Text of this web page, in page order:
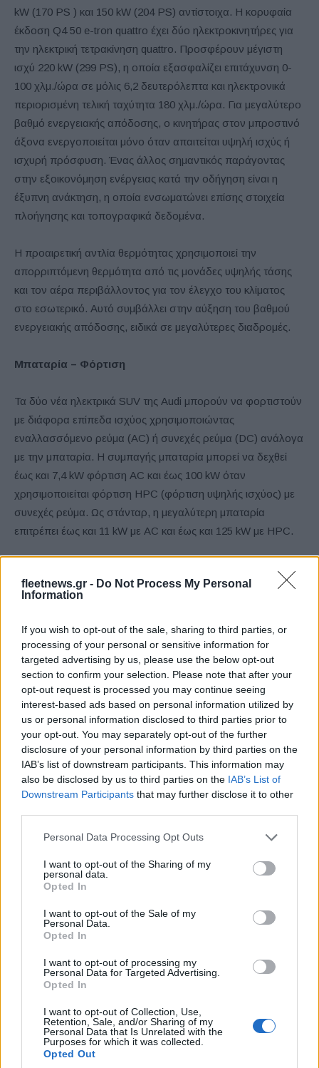
fleetnews.gr - Do Not Process My Personal
Information
If you wish to opt-out of the sale, sharing to third parties, or
processing of your personal or sensitive information for
targeted advertising by us, please use the below opt-out
section to confirm your selection. Please note that after your
opt-out request is processed you may continue seeing
interest-based ads based on personal information utilized by
us or personal information disclosed to third parties prior to
your opt-out. You may separately opt-out of the further
disclosure of your personal information by third parties on the
IAB’s list of downstream participants. This information may
also be disclosed by us to third parties on the IAB’s List of
Downstream Participants that may further disclose it to other
Please note that this website/app uses one or more Google
not limited to your visit or usage behaviour. You may click to
grant or deny consent to Google and its third-party tags to
use your data for below specified purposes in below Google
consent section.
Personal Data Processing Opt Outs
I want to opt-out of the Sharing of my
personal data.
Opted In
I want to opt-out of the Sale of my
Personal Data.
Opted In
I want to opt-out of processing my
Personal Data for Targeted Advertising.
Opted In
I want to opt-out of Collection, Use,
Retention, Sale, and/or Sharing of my
Personal Data that Is Unrelated with the
Purposes for which it was collected.
Opted Out
kW (170 PS ) και 150 kW (204 PS) αντίστοιχα. Η κορυφαία
έκδοση Q4 50 e-tron quattro έχει δύο ηλεκτροκινητήρες για
την ηλεκτρική τετρακίνηση quattro. Προσφέρουν μέγιστη
ισχύ 220 kW (299 PS), η οποία εξασφαλίζει επιτάχυνση 0-
100 χλμ./ώρα σε μόλις 6,2 δευτερόλεπτα και ηλεκτρονικά
περιορισμένη τελική ταχύτητα 180 χλμ./ώρα. Για μεγαλύτερο
βαθμό ενεργειακής απόδοσης, ο κινητήρας στον μπροστινό
άξονα ενεργοποιείται μόνο όταν απαιτείται υψηλή ισχύς ή
ισχυρή πρόσφυση. Ένας άλλος σημαντικός παράγοντας
στην εξοικονόμηση ενέργειας κατά την οδήγηση είναι η
έξυπνη ανάκτηση, η οποία ενσωματώνει επίσης στοιχεία
πλοήγησης και τοπογραφικά δεδομένα.
Η προαιρετική αντλία θερμότητας χρησιμοποιεί την
απορριπτόμενη θερμότητα από τις μονάδες υψηλής τάσης
και τον αέρα περιβάλλοντος για τον έλεγχο του κλίματος
στο εσωτερικό. Αυτό συμβάλλει στην αύξηση του βαθμού
ενεργειακής απόδοσης, ειδικά σε μεγαλύτερες διαδρομές.
Μπαταρία – Φόρτιση
Τα δύο νέα ηλεκτρικά SUV της Audi μπορούν να φορτιστούν
με διάφορα επίπεδα ισχύος χρησιμοποιώντας
εναλλασσόμενο ρεύμα (AC) ή συνεχές ρεύμα (DC) ανάλογα
με την μπαταρία. Η συμπαγής μπαταρία μπορεί να δεχθεί
έως και 7,4 kW φόρτιση AC και έως 100 kW όταν
χρησιμοποιείται φόρτιση HPC (φόρτιση υψηλής ισχύος) με
συνεχές ρεύμα. Ως στάνταρ, η μεγαλύτερη μπαταρία
επιτρέπει έως και 11 kW με AC και έως και 125 kW με HPC.
Sportback e-tron βρίσκεται τοποθετημένη μεταξύ των
ισορροπημένη κατανομή μαζών. Τα συστήματα ελέγχου για
την κίνηση και την ανάρτηση συνεργάζονται στενά – η
οδήγηση των compact ηλεκτρικών SUV είναι ασφαλής,
σπορ και άνετη ταυτόχρονα.
Ανάρτηση
Προαιρετικά, η Audi θα παρέχει μια σπορ ανάρτηση για όλες
τις εκδόσεις Q4 e-tron που χαμηλώνουν το αμάξωμα κατά
15 χιλιοστά (στάνταρ χαρακτηριστικό στην S line). Επιπλέον,
όπως και το προοδευτικό τιμόνι, το οποίο λειτουργεί όλο και
πιο άμεσα καθώς αυξάνεται η γωνία διεύθυνσης (ως
στάνταρ στα μοντέλα quattro). Η ανάρτηση με έλεγχο
παρέχει ακόμα πιο ευέλικτη εμπειρία οδήγησης. Οι ζάντες
από 19 έως 21 ίντσες χαρακτηρίζονται από διάφορα
αεροδυναμικά σχέδια – το σε μεγάλο βαθμό κλειστό σχέδιο
παίζει επίσης ρόλο στη βελτίωση της ενεργειακής
κατανάλωσης.
Συστήματα υποβοήθησης